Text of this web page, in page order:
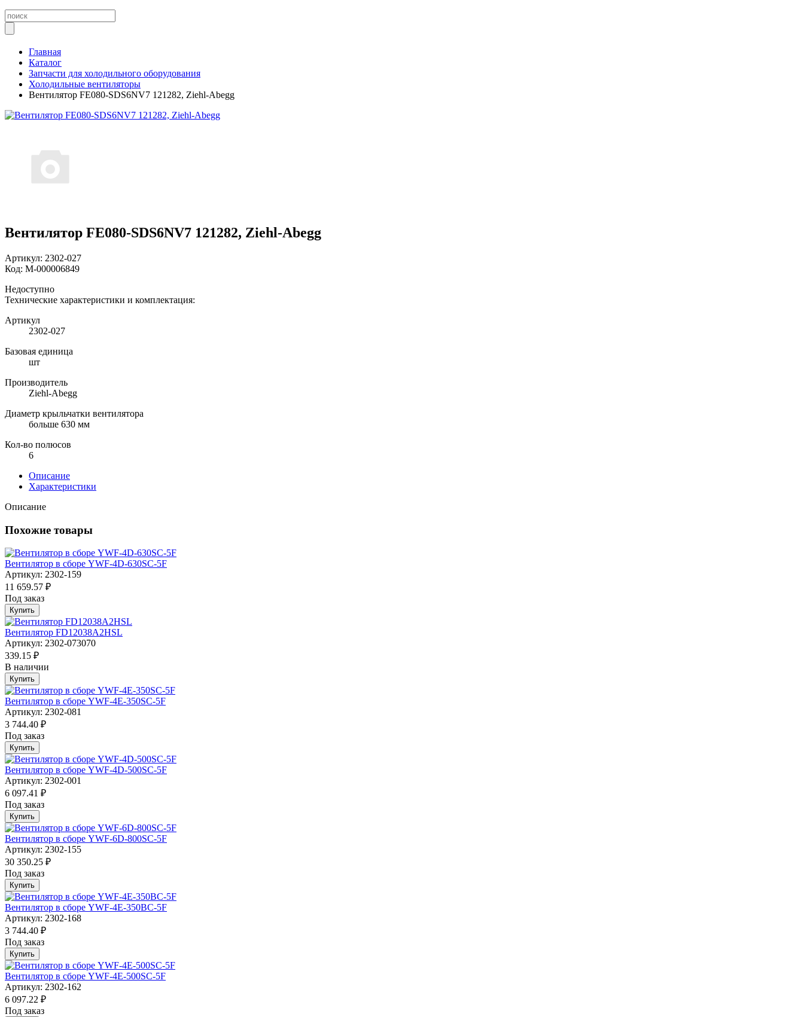
Главная
Каталог
Запчасти для холодильного оборудования
Холодильные вентиляторы
Вентилятор FE080-SDS6NV7 121282, Ziehl-Abegg
Вентилятор FE080-SDS6NV7 121282, Ziehl-Abegg
Артикул: 2302-027
Код: М-000006849
Недоступно
Технические характеристики и комплектация:
Артикул
2302-027
Базовая единица
шт
Производитель
Ziehl-Abegg
Диаметр крыльчатки вентилятора
больше 630 мм
Кол-во полюсов
6
Описание
Характеристики
Описание
Похожие товары
Вентилятор в сборе YWF-4D-630SC-5F
Артикул: 2302-159
11 659.57 ₽
Под заказ
Купить
Вентилятор FD12038A2HSL
Артикул: 2302-073070
339.15 ₽
В наличии
Купить
Вентилятор в сборе YWF-4E-350SC-5F
Артикул: 2302-081
3 744.40 ₽
Под заказ
Купить
Вентилятор в сборе YWF-4D-500SC-5F
Артикул: 2302-001
6 097.41 ₽
Под заказ
Купить
Вентилятор в сборе YWF-6D-800SC-5F
Артикул: 2302-155
30 350.25 ₽
Под заказ
Купить
Вентилятор в сборе YWF-4E-350BC-5F
Артикул: 2302-168
3 744.40 ₽
Под заказ
Купить
Вентилятор в сборе YWF-4E-500SC-5F
Артикул: 2302-162
6 097.22 ₽
Под заказ